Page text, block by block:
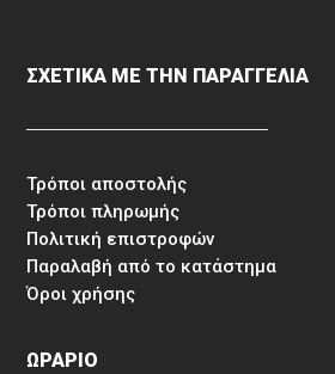
ΣΧΕΤΙΚΑ ΜΕ ΤΗΝ ΠΑΡΑΓΓΕΛΙΑ
Τρόποι αποστολής
Τρόποι πληρωμής
Πολιτική επιστροφών
Παραλαβή από το κατάστημα
Όροι χρήσης
ΩΡΑΡΙΟ